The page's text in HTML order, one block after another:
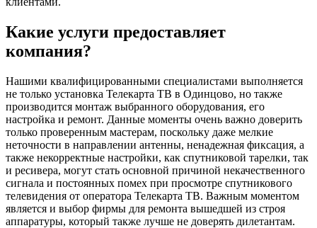
Какие услуги предоставляет
компания?
Нашими квалифицированными специалистами выполняется
не только установка Телекарта ТВ в Одинцово, но также
производится монтаж выбранного оборудования, его
настройка и ремонт. Данные моменты очень важно доверить
только проверенным мастерам, поскольку даже мелкие
неточности в направлении антенны, ненадежная фиксация, а
также некорректные настройки, как спутниковой тарелки, так
и ресивера, могут стать основной причиной некачественного
сигнала и постоянных помех при просмотре спутникового
телевидения от оператора Телекарта ТВ. Важным моментом
является и выбор фирмы для ремонта вышедшей из строя
аппаратуры, который также лучше не доверять дилетантам.